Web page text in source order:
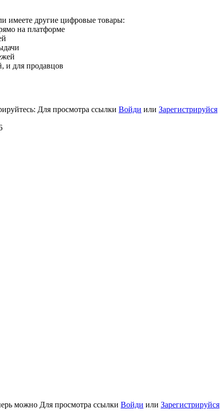
имеете другие цифровые товары:
на платформе
и для продавцов
Для просмотра ссылки Войди или Зарегистрируйся
можно Для просмотра ссылки Войди или Зарегистрируйся